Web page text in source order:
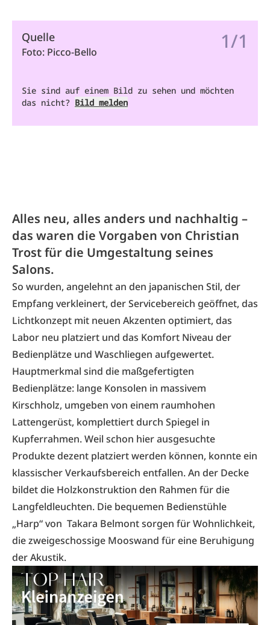
1/1
Quelle
Foto: Picco-Bello
Sie sind auf einem Bild zu sehen und möchten
das nicht? Bild melden
Alles neu, alles anders und nachhaltig –
das waren die Vorgaben von Christian
Trost für die Umgestaltung seines
Salons.
So wurden, angelehnt an den japanischen Stil, der
Empfang verkleinert, der Servicebereich geöffnet, das
Lichtkonzept mit neuen Akzenten optimiert, das
Labor neu platziert und das Komfort­ Niveau der
Bedienplätze und Waschliegen aufgewertet.
Hauptmerkmal sind die maßgefertigten
Bedienplätze: lange Konsolen in massivem
Kirschholz, umgeben von einem raumhohen
Lattengerüst, komplettiert durch Spiegel in
Kupferrahmen. Weil schon hier ausgesuchte
Produkte dezent platziert werden können, konnte ein
klassischer Verkaufsbereich entfallen. An der Decke
bildet die Holzkonstruktion den Rahmen für die
Langfeldleuchten. Die bequemen Bedienstühle
„Harp“ von Takara Belmont sorgen für Wohnlichkeit,
die zweigeschossige Mooswand für eine Beruhigung
der Akustik.